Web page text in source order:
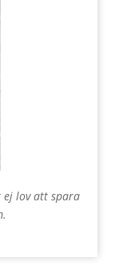
ej lov att spara